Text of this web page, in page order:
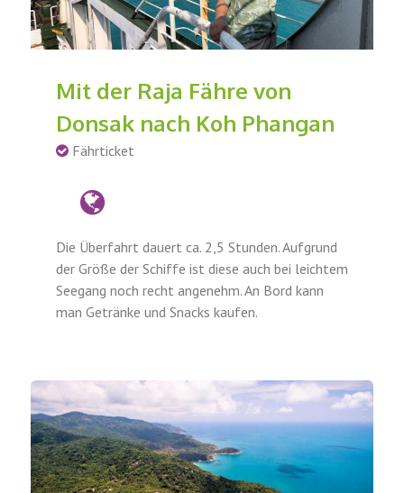
Mit der Raja Fähre von
Donsak nach Koh Phangan
Fährticket
Die Überfahrt dauert ca. 2,5 Stunden. Aufgrund
der Größe der Schiffe ist diese auch bei leichtem
Seegang noch recht angenehm. An Bord kann
man Getränke und Snacks kaufen.